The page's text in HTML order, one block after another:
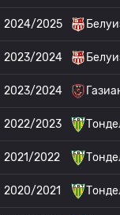
2024/2025
2023/2024
2023/2024
2022/2023
2021/2022
2020/2021